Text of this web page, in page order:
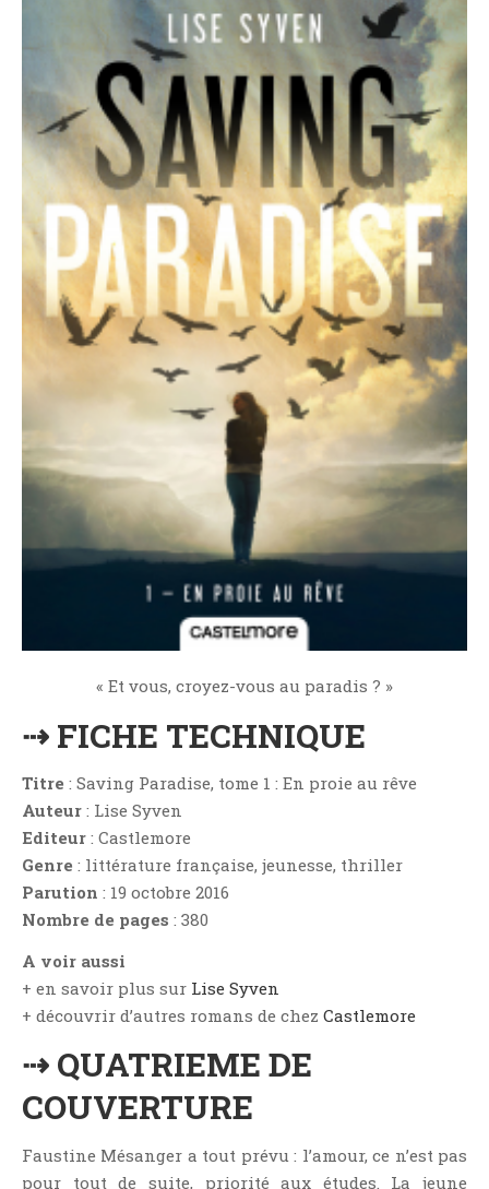
Amitié
Articles D'Erika
Articles De Marion
Articles De Nadège
Articles De Steven
Aventure
Bande Dessinée
Bibliothèque De A À Z
Bilan
Biographie Et Autobiographie
Biographie Fictionnelle
C'est Lundi, Que Lisez-Vous ?
Chick-Lit
Classique
Dark Erotica
Drame
Dystopie
Epistolaire
Erotique
Fantastique
Histoire De Vie
Historique
Humour
« Et vous, croyez-vous au paradis ? »
⇢ FICHE TECHNIQUE
Titre : Saving Paradise, tome 1 : En proie au rêve
Auteur : Lise Syven
Editeur : Castlemore
Genre : littérature française, jeunesse, thriller
Parution : 19 octobre 2016
Nombre de pages : 380
A voir aussi
+ en savoir plus sur Lise Syven
+ découvrir d’autres romans de chez Castlemore
⇢ QUATRIEME DE
COUVERTURE
Faustine Mésanger a tout prévu : l’amour, ce n’est pas
pour tout de suite, priorité aux études. La jeune